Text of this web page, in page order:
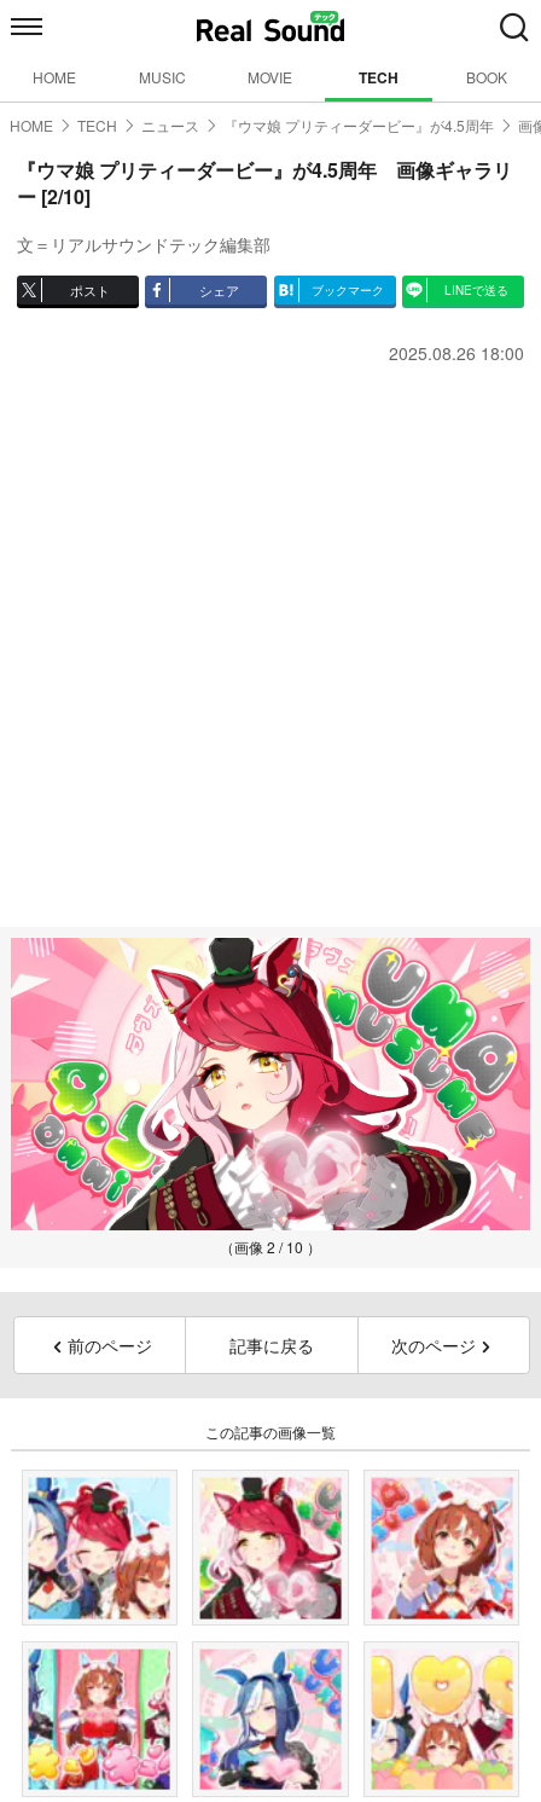
HOME MUSIC MOVIE TECH BOOK
HOME TECH ニュース 『ウマ娘 プリティーダービー』が4.5周年 画
『ウマ娘 プリティーダービー』が4.5周年 画像ギャラリ
ー [2/10]
文＝リアルサウンドテック編集部
ポスト シェア ブックマーク LINEで送る
2025.08.26 18:00
（画像 2 / 10 ）
前のページ 記事に戻る 次のページ
この記事の画像一覧